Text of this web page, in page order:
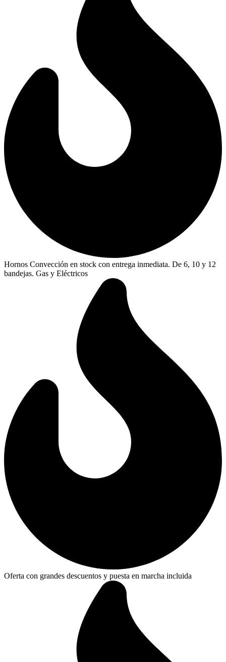
Hornos Convección en stock con entrega inmediata. De 6, 10 y 12
bandejas. Gas y Eléctricos
Oferta con grandes descuentos y puesta en marcha incluida